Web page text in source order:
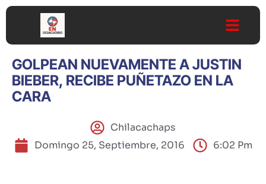
GOLPEAN NUEVAMENTE A JUSTIN
BIEBER, RECIBE PUÑETAZO EN LA
CARA
Chilacachaps
Domingo 25, Septiembre, 2016
6:02 Pm